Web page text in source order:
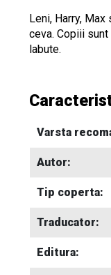
Leni, Harry,
ceva. Copiii
labute.
Varsta
Autor:
Tip coperta:
Traducator:
Editura: